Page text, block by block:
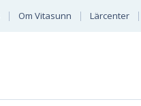
Om Vitasunn Lärcenter